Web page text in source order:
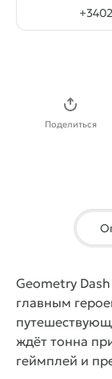
+3402
Поделиться
Geometry
главным
ждёт тонна
геймплей и